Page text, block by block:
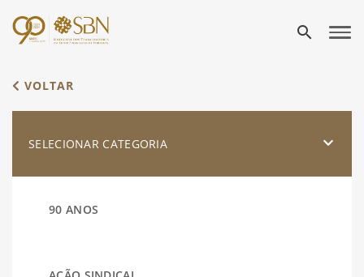
search
VOLTAR
SELECIONAR CATEGORIA
90 ANOS